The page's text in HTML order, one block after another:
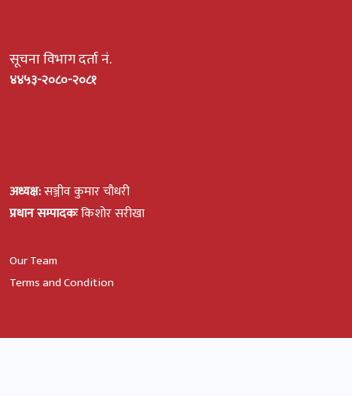
सूचना विभाग दर्ता नं.
४४५३-२०८०-२०८१
अध्यक्ष:सञ्जीव कुमार चौधरी
प्रधान सम्पादकःकिशोर सरीखा
Our Team
Terms and Condition